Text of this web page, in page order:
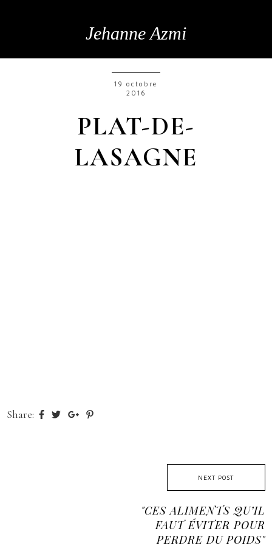
Jehanne Azmi
19 octobre
2016
PLAT-DE-
LASAGNE
Share:
NEXT POST
"CES ALIMENTS QU’IL
FAUT ÉVITER POUR
PERDRE DU POIDS"